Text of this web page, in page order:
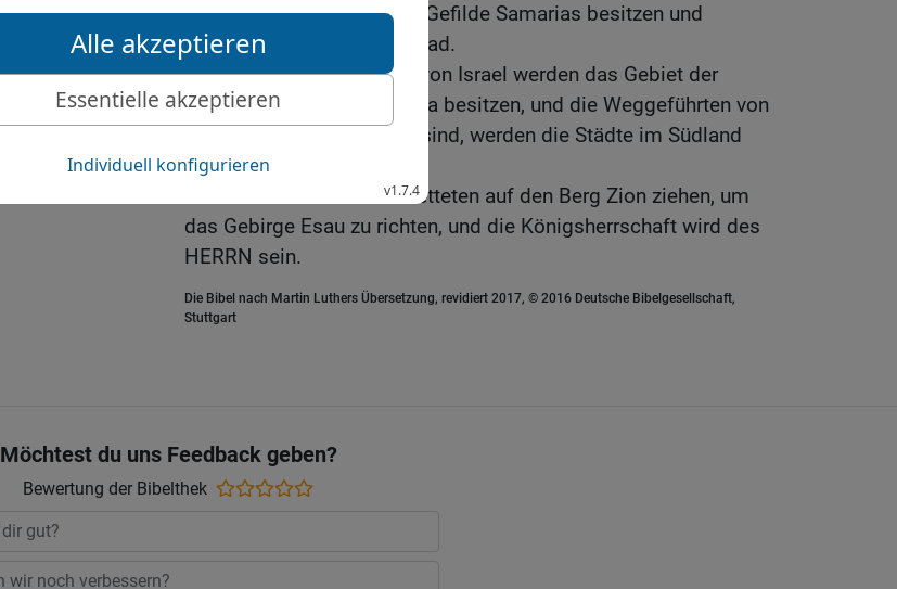
Gefilde Ephraims und das Gefilde Samarias besitzen und
Benjamin das Gebirge Gilead.
20 Und die Weggeführten von Israel werden das Gebiet der
Kanaaniter bis nach Sarepta besitzen, und die Weggeführten von
Jerusalem, die in Sefarad sind, werden die Städte im Südland
besitzen.
Und es werden die Geretteten auf den Berg Zion ziehen, um
das Gebirge Esau zu richten, und die Königsherrschaft wird des
HERRN sein.
Die Bibel nach Martin Luthers Übersetzung, revidiert 2017, © 2016 Deutsche Bibelgesellschaft,
Stuttgart
Möchtest du uns Feedback geben?
Bewertung der Bibelthek